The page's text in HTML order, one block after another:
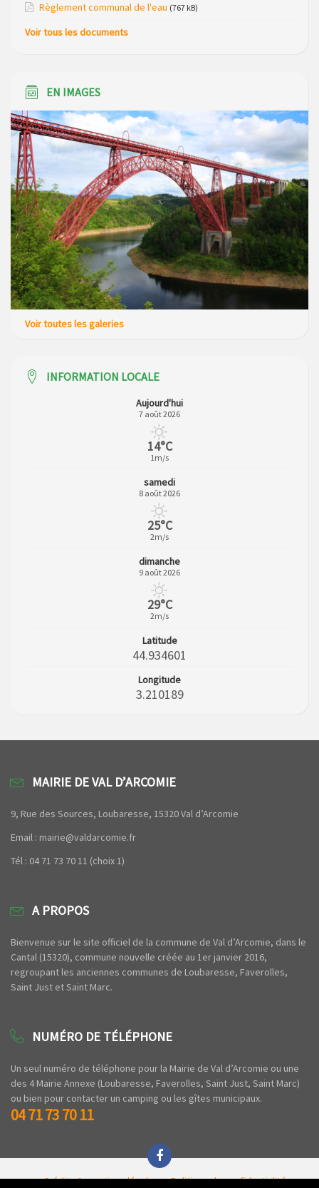
Règlement communal de l'eau (767 kB)
Voir tous les documents
EN IMAGES
Voir toutes les galeries
INFORMATION LOCALE
Aujourd'hui
7 août 2026
14°C
1m/s
samedi
8 août 2026
25°C
2m/s
dimanche
9 août 2026
29°C
2m/s
Latitude
44.934601
Longitude
3.210189
MAIRIE DE VAL D’ARCOMIE
9, Rue des Sources, Loubaresse, 15320 Val d’Arcomie
Email : mairie@valdarcomie.fr
Tél : 04 71 73 70 11 (choix 1)
A PROPOS
Bienvenue sur le site officiel de la commune de Val d’Arcomie, dans le
Cantal (15320), commune nouvelle créée au 1er janvier 2016,
regroupant les anciennes communes de Loubaresse, Faverolles,
Saint Just et Saint Marc.
NUMÉRO DE TÉLÉPHONE
Un seul numéro de téléphone pour la Mairie de Val d’Arcomie ou une
des 4 Mairie Annexe (Loubaresse, Faverolles, Saint Just, Saint Marc)
ou bien pour contacter un camping ou les gîtes municipaux.
04 71 73 70 11
Crédits & mentions légales
Politique de confidentialité